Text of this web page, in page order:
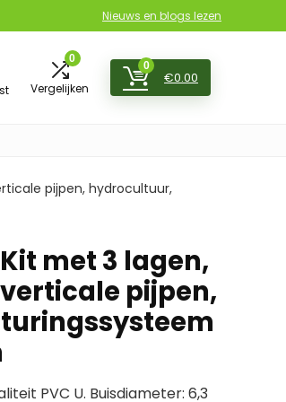
Nieuws en blogs lezen
0
Vergelijken
0
€0.00
pijpen, hydrocultuur,
met 3 lagen,
pijpen,
PVC U. Buisdiameter: 6,3